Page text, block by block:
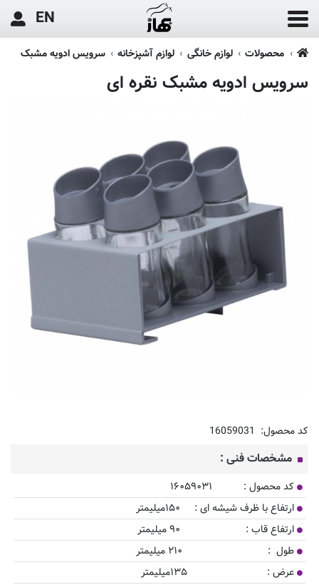
EN
محصولات لوازم خانگی لوازم آشپزخانه سرویس ادویه مشبک
سرویس ادویه مشبک نقره ای
کد محصول: 16059031
مشخصات فنی :
کد محصول : ۱۶۰۵۹۰۳۱
ارتفاع با ظرف شیشه ای : ۱۵۰میلیمتر
ارتفاع قاب : ۹۰ میلیمتر
طول : ۲۱۰ میلیمتر
عرض : ۱۳۵میلیمتر